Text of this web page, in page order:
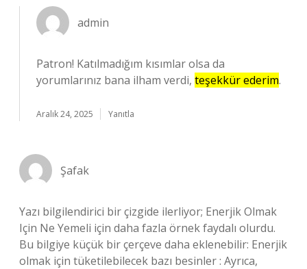
admin
Patron! Katılmadığım kısımlar olsa da
yorumlarınız bana ilham verdi, teşekkür ederim.
Aralık 24, 2025 Yanıtla
Şafak
Yazı bilgilendirici bir çizgide ilerliyor; Enerjik Olmak
Için Ne Yemeli için daha fazla örnek faydalı olurdu.
Bu bilgiye küçük bir çerçeve daha eklenebilir: Enerjik
olmak için tüketilebilecek bazı besinler : Ayrıca,